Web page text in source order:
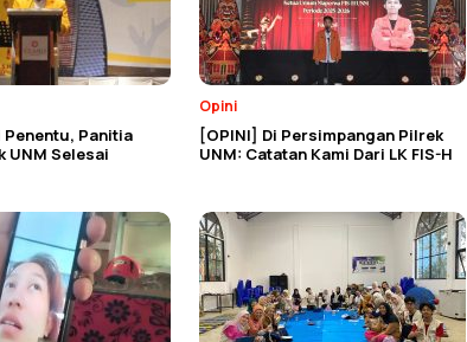
Panitia
UNM Selesai
Opini
[OPINI] Di Persimpangan Pilrek
UNM: Catatan Kami Dari LK FIS-H